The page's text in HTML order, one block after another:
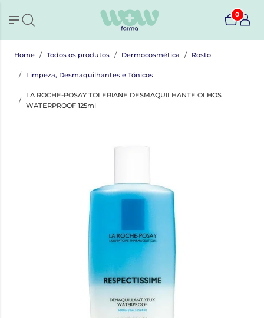
0
Home Todos os produtos Dermocosmética Rosto
Limpeza, Desmaquilhantes e Tónicos
LA ROCHE-POSAY TOLERIANE DESMAQUILHANTE OLHOS
WATERPROOF 125ml